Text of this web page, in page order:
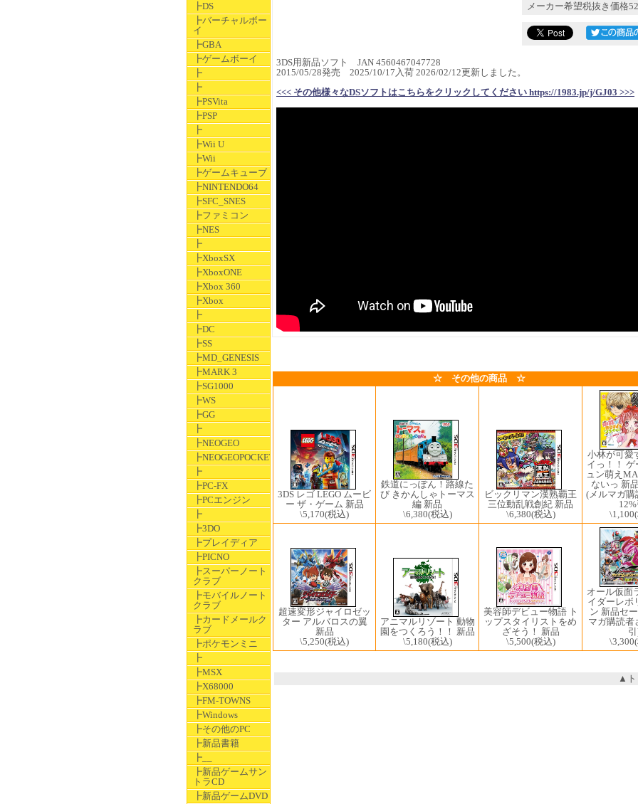
┣DS
┣バーチャルボー
イ
┣GBA
┣ゲームボーイ
┣
┣
┣PSVita
┣PSP
┣
┣Wii U
┣Wii
┣ゲームキューブ
┣NINTENDO64
┣SFC_SNES
┣ファミコン
┣NES
┣
┣XboxSX
┣XboxONE
┣Xbox 360
┣Xbox
┣
┣DC
┣SS
┣MD_GENESIS
┣MARK 3
┣SG1000
┣WS
┣GG
┣
┣NEOGEO
┣NEOGEOPOCKET
┣
┣PC-FX
┣PCエンジン
┣
┣3DO
┣プレイディア
┣PICNO
┣スーパーノート
クラブ
┣モバイルノート
クラブ
┣カードメールク
ラブ
┣ポケモンミニ
┣
┣MSX
┣X68000
┣FM-TOWNS
┣Windows
┣その他のPC
┣新品書籍
┣__
┣新品ゲームサン
トラCD
┣新品ゲームDVD
メーカー希望税抜き価格
3DS用新品ソフト JAN 4560467047728
2015/05/28発売 2025/10/17入荷 2026/02/12更新しました。
<<< その他様々なDSソフトはこちらをクリックしてください https://1983.jp/j/GJ03 >>>
☆ その他の商品 ☆
3DS レゴ LEGO ムービ
ー ザ・ゲーム 新品
\5,170(税込)
鉄道にっぽん！路線た
び きかんしゃトーマス
編 新品
\6,380(税込)
ビックリマン漢熟覇王
三位動乱戦創紀 新品
\6,380(税込)
小林が可愛
イっ！！
ュン萌え
ないっ 新
(メルマガ購
\1,100
超速変形ジャイロゼッ
ター アルバロスの翼
新品
\5,250(税込)
アニマルリゾート 動物
園をつくろう！！ 新品
\5,180(税込)
美容師デビュー物語 ト
ップスタイリストをめ
ざそう！ 新品
\5,500(税込)
オール仮面
イダーレボ
ン 新品セ
マガ購読者
\3,300
▲ト